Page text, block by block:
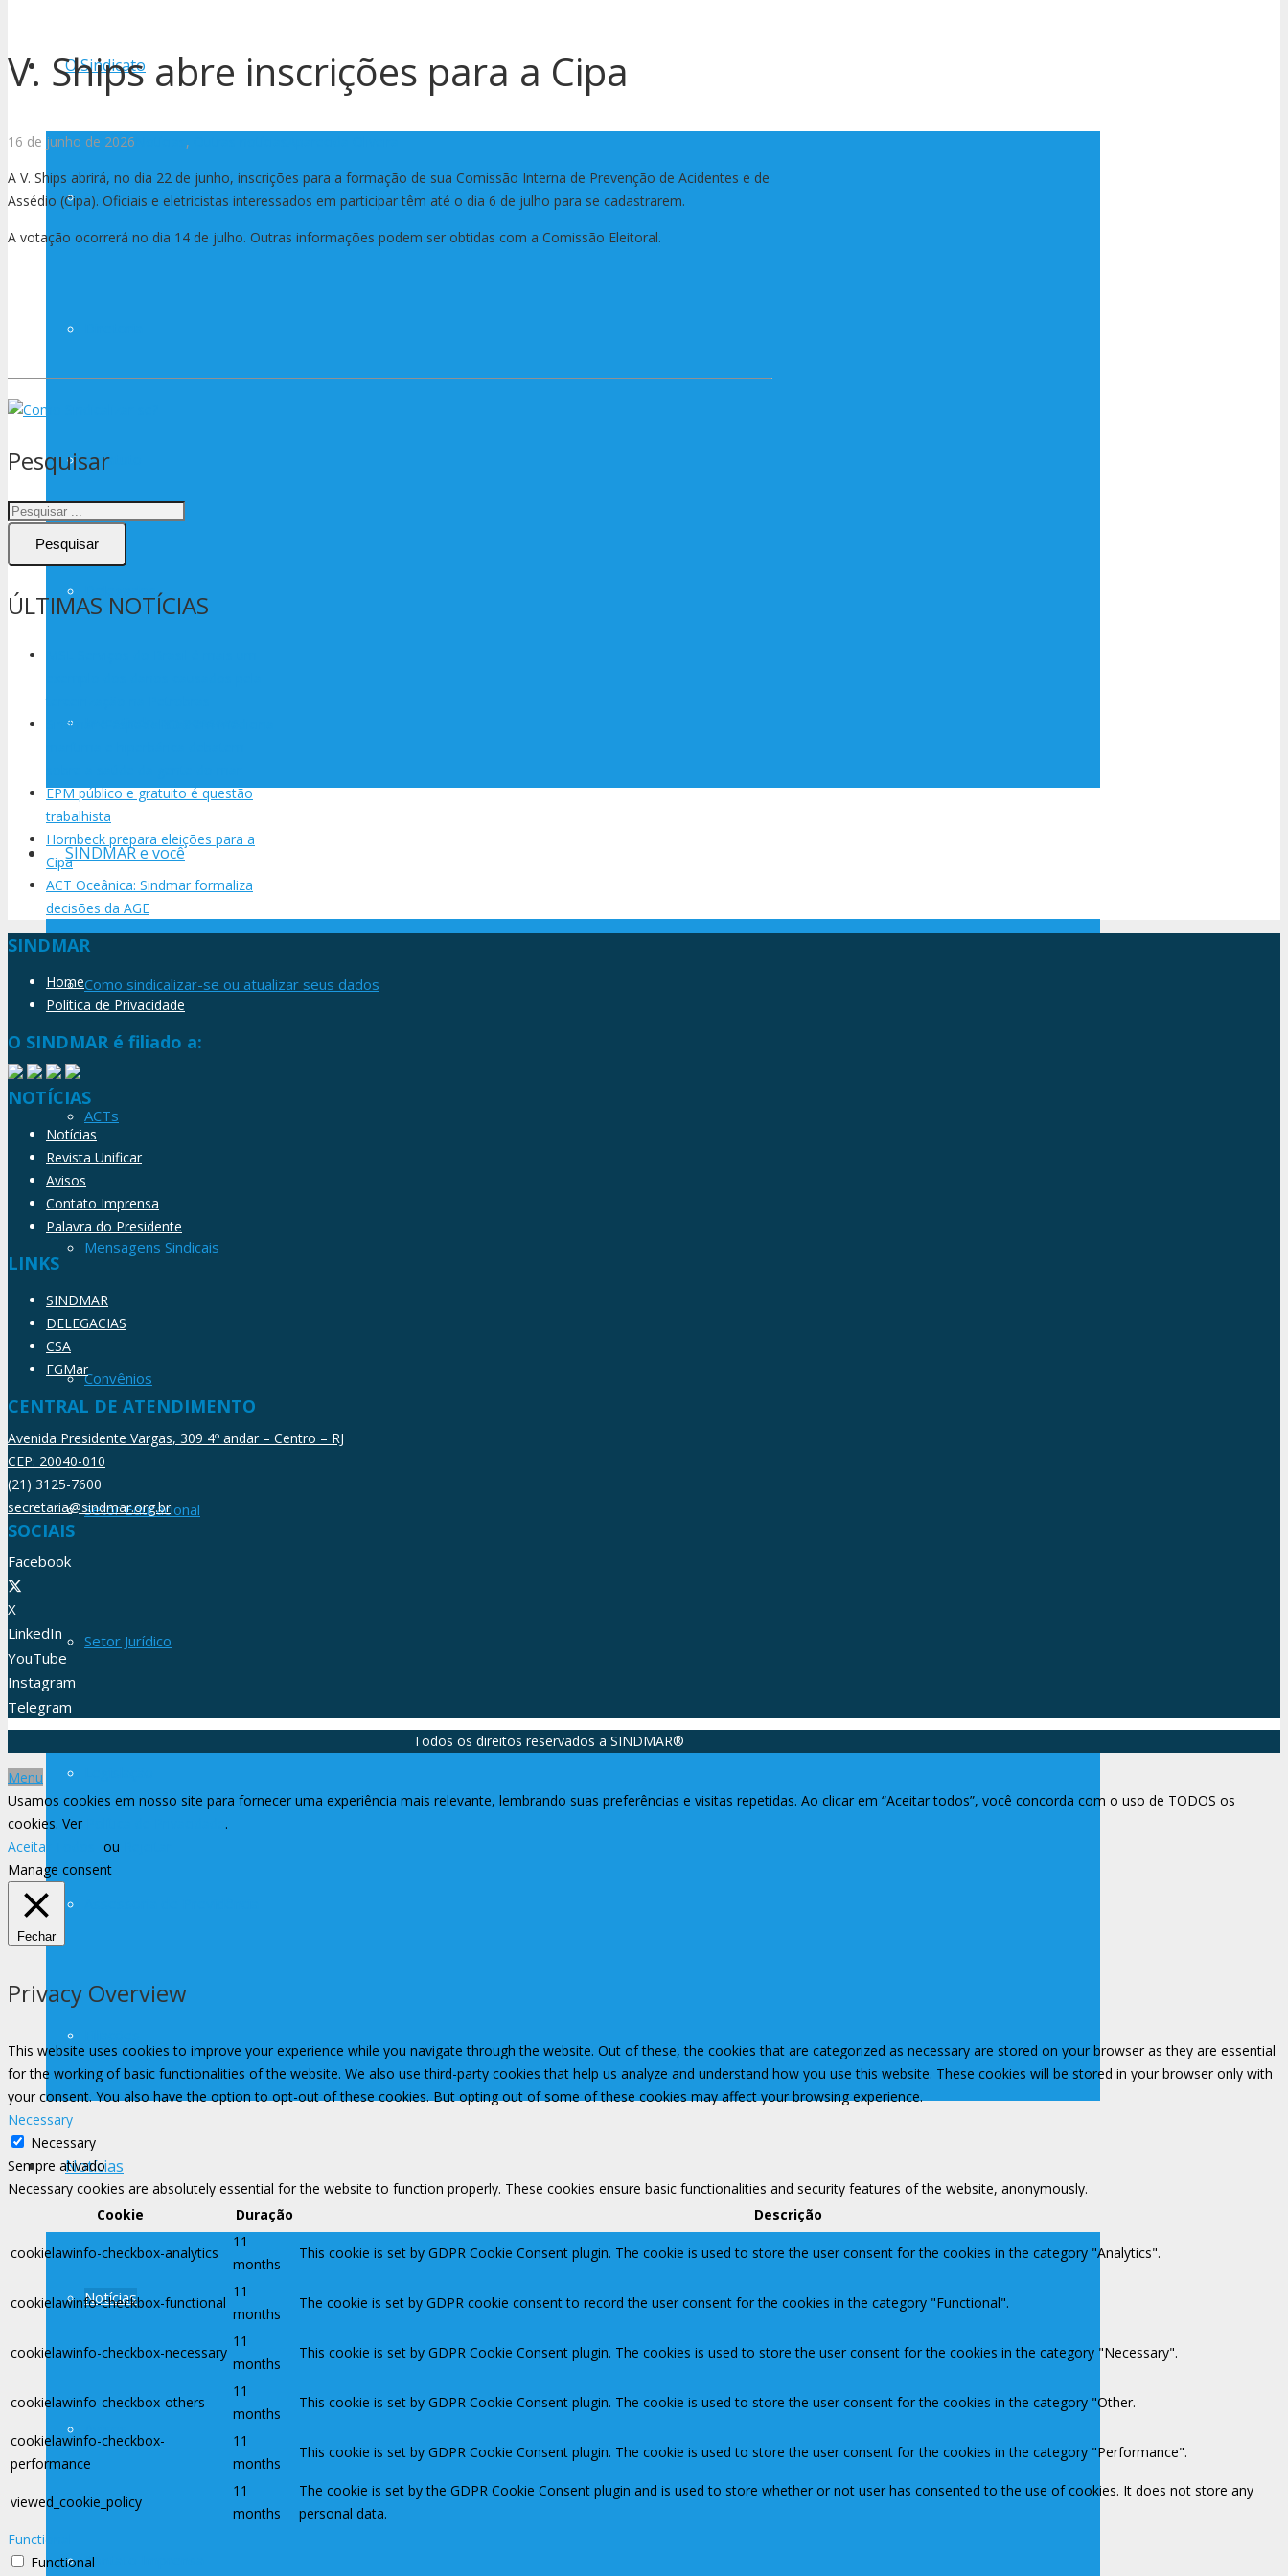
O Sindicato
História
Estatuto
SINDMAR e você
Como sindicalizar-se ou atualizar seus dados
ACTs
Mensagens Sindicais
Convênios
Setor Educacional
Setor Jurídico
Notícias
Notícias
Contato Imprensa
V. Ships abre inscrições para a Cipa
16 de junho de 2026 ,
A V. Ships abrirá, no dia 22 de junho, inscrições para a formação de sua Comissão Interna de Prevenção de Acidentes e de
Assédio (Cipa). Oficiais e eletricistas interessados em participar têm até o dia 6 de julho para se cadastrarem.
A votação ocorrerá no dia 14 de julho. Outras informações podem ser obtidas com a Comissão Eleitoral.
Pesquisar
Pesquisar
ÚLTIMAS NOTÍCIAS
Sindmar e especialistas em medicina
EPM público e gratuito é questão
trabalhista
Hornbeck prepara eleições para a
Cipa
ACT Oceânica: Sindmar formaliza
decisões da AGE
SINDMAR
Home
Política de Privacidade
O SINDMAR é filiado a:
NOTÍCIAS
Notícias
Revista Unificar
Avisos
Contato Imprensa
Palavra do Presidente
LINKS
SINDMAR
DELEGACIAS
CSA
FGMar
CENTRAL DE ATENDIMENTO
Avenida Presidente Vargas, 309 4º andar – Centro – RJ
CEP: 20040-010
(21) 3125-7600
secretaria@sindmar.org.br
SOCIAIS
Facebook
X
LinkedIn
YouTube
Instagram
Telegram
Todos os direitos reservados a SINDMAR®️
Menu
Usamos cookies em nosso site para fornecer uma experiência mais relevante, lembrando suas preferências e visitas repetidas. Ao clicar em “Aceitar todos”, você concorda com o uso de TODOS os
cookies. Ver
.
Aceitar Todos
ou
Manage consent
Fechar
Privacy Overview
This website uses cookies to improve your experience while you navigate through the website. Out of these, the cookies that are categorized as necessary are stored on your browser as they are essential
for the working of basic functionalities of the website. We also use third-party cookies that help us analyze and understand how you use this website. These cookies will be stored in your browser only with
your consent. You also have the option to opt-out of these cookies. But opting out of some of these cookies may affect your browsing experience.
Necessary
Necessary
Sempre ativado
Necessary cookies are absolutely essential for the website to function properly. These cookies ensure basic functionalities and security features of the website, anonymously.
Cookie
Duração Descrição
cookielawinfo-checkbox-analytics
11
months
This cookie is set by GDPR Cookie Consent plugin. The cookie is used to store the user consent for the cookies in the category "Analytics".
cookielawinfo-checkbox-functional
11
months
The cookie is set by GDPR cookie consent to record the user consent for the cookies in the category "Functional".
cookielawinfo-checkbox-necessary
11
months
This cookie is set by GDPR Cookie Consent plugin. The cookies is used to store the user consent for the cookies in the category "Necessary".
cookielawinfo-checkbox-others
11
months
This cookie is set by GDPR Cookie Consent plugin. The cookie is used to store the user consent for the cookies in the category "Other.
cookielawinfo-checkbox-
performance
11
months
This cookie is set by GDPR Cookie Consent plugin. The cookie is used to store the user consent for the cookies in the category "Performance".
viewed_cookie_policy
11
months
The cookie is set by the GDPR Cookie Consent plugin and is used to store whether or not user has consented to the use of cookies. It does not store any
personal data.
Functional
Functional